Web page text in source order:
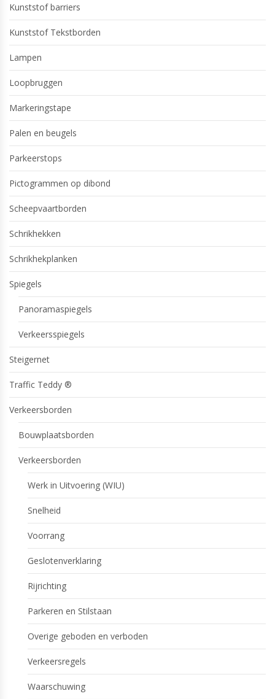
Kunststof barriers
Kunststof Tekstborden
Lampen
Loopbruggen
Markeringstape
Palen en beugels
Parkeerstops
Pictogrammen op dibond
Scheepvaartborden
Schrikhekken
Schrikhekplanken
Spiegels
Panoramaspiegels
Verkeersspiegels
Steigernet
Traffic Teddy ®
Verkeersborden
Bouwplaatsborden
Verkeersborden
Werk in Uitvoering (WIU)
Snelheid
Voorrang
Geslotenverklaring
Rijrichting
Parkeren en Stilstaan
Overige geboden en verboden
Verkeersregels
Waarschuwing